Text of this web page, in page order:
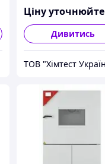
Ціну уточнюйте
Дивитись
ТОВ "Хімтест